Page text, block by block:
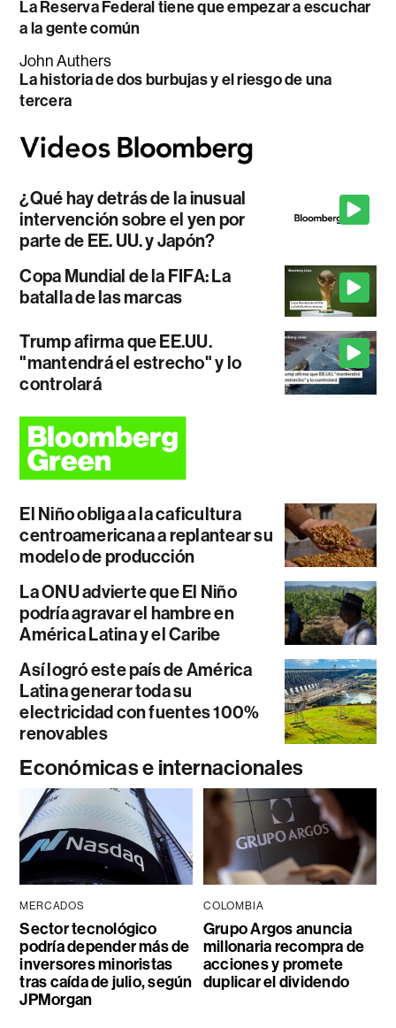
La Reserva Federal tiene que empezar a escuchar
a la gente común
John Authers
La historia de dos burbujas y el riesgo de una
tercera
¿Qué hay detrás de la inusual
intervención sobre el yen por
parte de EE. UU. y Japón?
Copa Mundial de la FIFA: La
batalla de las marcas
Trump afirma que EE.UU.
"mantendrá el estrecho" y lo
controlará
El Niño obliga a la caficultura
centroamericana a replantear su
modelo de producción
La ONU advierte que El Niño
podría agravar el hambre en
América Latina y el Caribe
Así logró este país de América
Latina generar toda su
electricidad con fuentes 100%
renovables
Económicas e internacionales
MERCADOS
Sector tecnológico
podría depender más de
inversores minoristas
tras caída de julio, según
JPMorgan
COLOMBIA
Grupo Argos anuncia
millonaria recompra de
acciones y promete
duplicar el dividendo